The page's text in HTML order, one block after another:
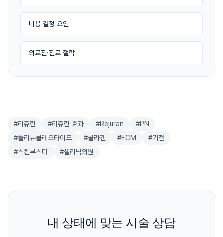
비용 결정 요인
의료진·진료 철학
#리쥬란 #리쥬란 효과 #Rejuran #PN
#폴리뉴클레오타이드 #콜라겐 #ECM #기전
#스킨부스터 #셀리닉의원
내 상태에 맞는 시술 상담